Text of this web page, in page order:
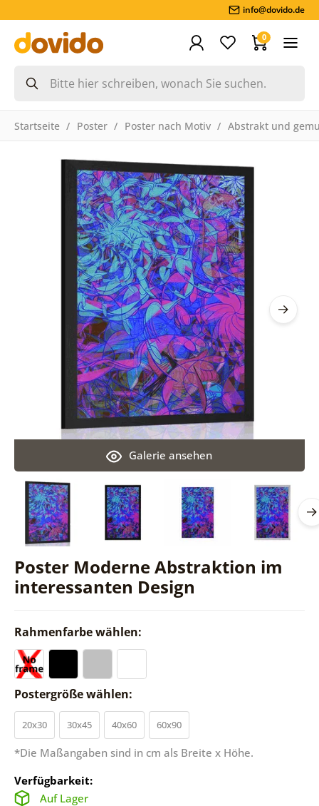
info@dovido.de
0
Startseite Poster Poster nach Motiv Abstrakt und
Poster Moderne Abstraktion im
interessanten Design
Galerie ansehen
Rahmenfarbe wählen:
Postergröße wählen:
20x30 30x45 40x60 60x90
*Die Maßangaben sind in cm als Breite x Höhe.
Verfügbarkeit:
Auf Lager